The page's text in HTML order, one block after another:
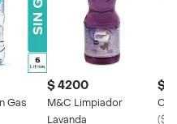
Gas
$ 4200
M&C Limpiador
Lavanda
$
(